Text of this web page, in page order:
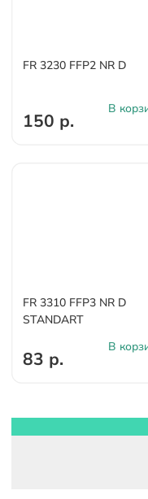
FR 3230 FFP2 NR D
150 р.
В
FR 3310 FFP3 NR D
STANDART
83 р.
В